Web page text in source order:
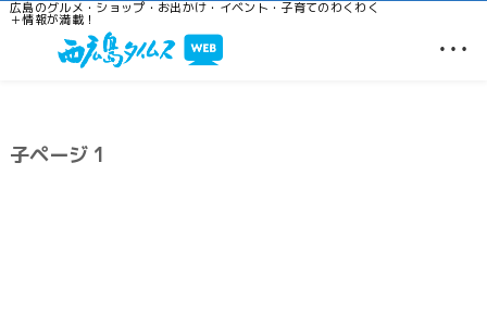
広島のグルメ・ショップ・お出かけ・イベント・子育てのわくわく
＋情報が満載！
…
子ページ 1